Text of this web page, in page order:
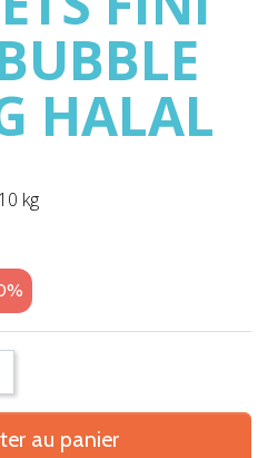
HALAL
kg
au panier